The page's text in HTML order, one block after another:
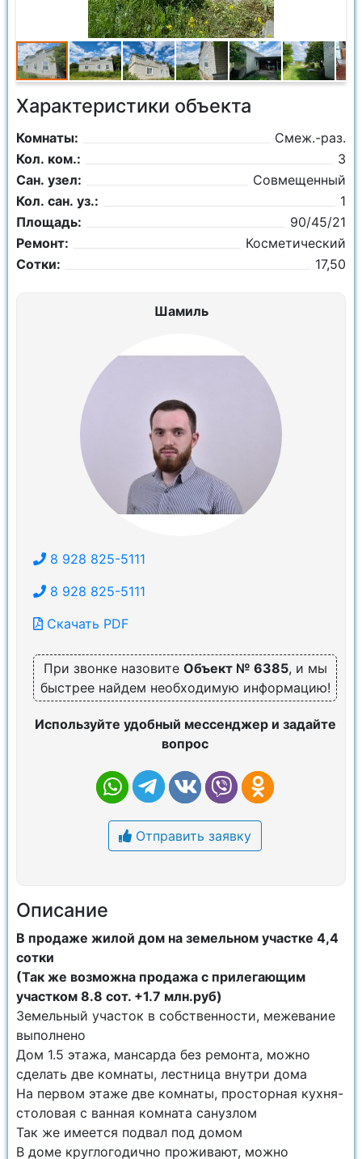
Характеристики объекта
Комнаты:
Смеж.-раз.
Кол. ком.:
3
Сан. узел:
Совмещенный
Кол. сан. уз.:
1
Площадь:
90/45/21
Ремонт:
Косметический
Сотки:
17,50
Шамиль
8 928 825-5111
8 928 825-5111
Скачать PDF
При звонке назовите Объект № 6385, и мы
быстрее найдем необходимую информацию!
Используйте удобный мессенджер и задайте
вопрос
Отправить заявку
Описание
В продаже жилой дом на земельном участке 4,4
сотки
(Так же возможна продажа с прилегающим
участком 8.8 сот. +1.7 млн.руб)
Земельный участок в собственности, межевание
выполнено
Дом 1.5 этажа, мансарда без ремонта, можно
сделать две комнаты, лестница внутри дома
На первом этаже две комнаты, просторная кухня-
столовая с ванная комната санузлом
Так же имеется подвал под домом
В доме круглогодично проживают, можно